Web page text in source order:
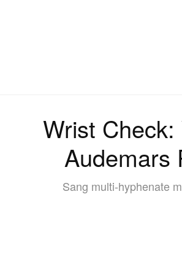
Wrist
Audemars
Sang multi-hyphenate